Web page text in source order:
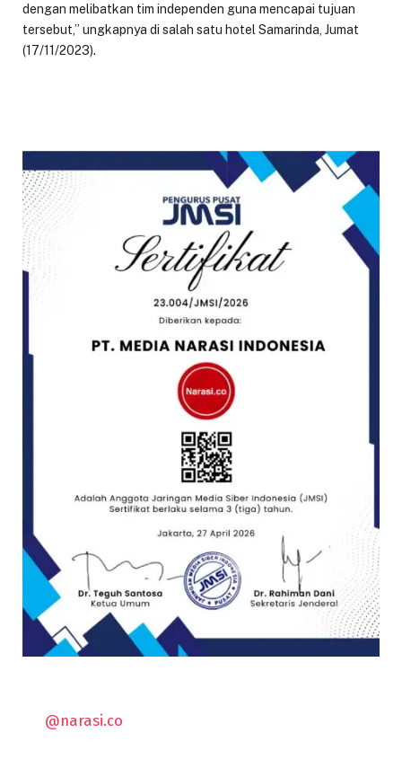
dengan melibatkan tim independen guna mencapai tujuan
tersebut,” ungkapnya di salah satu hotel Samarinda, Jumat
(17/11/2023).
@narasi.co